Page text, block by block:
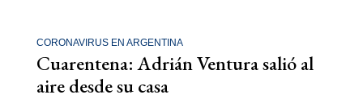
CORONAVIRUS EN ARGENTINA
Cuarentena: Adrián Ventura salió al
aire desde su casa